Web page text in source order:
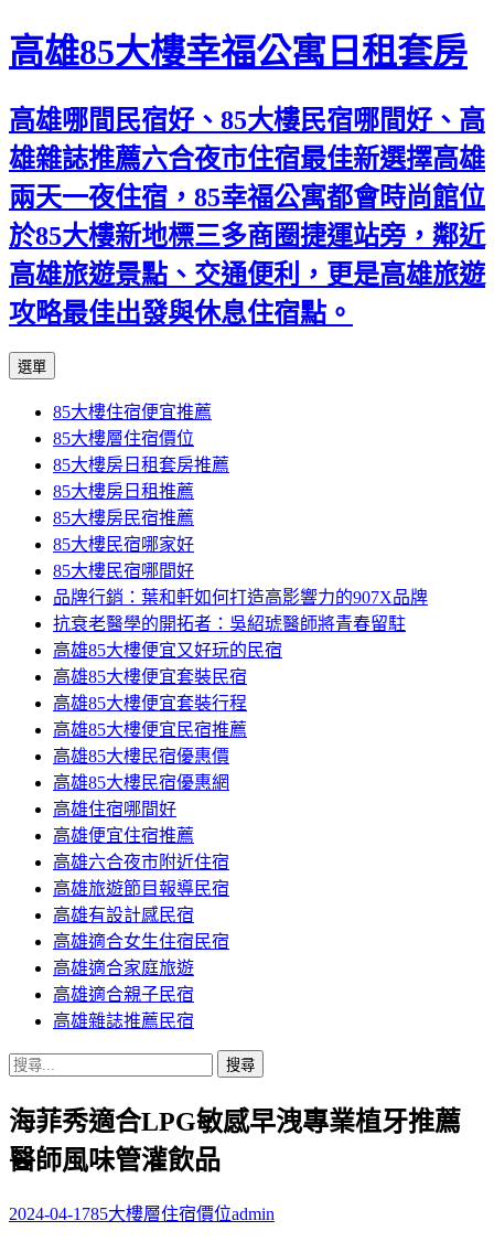
高雄85大樓幸福公寓日租套房
高雄哪間民宿好、85大樓民宿哪間好、高
雄雜誌推薦六合夜市住宿最佳新選擇高雄
兩天一夜住宿，85幸福公寓都會時尚館位
於85大樓新地標三多商圈捷運站旁，鄰近
高雄旅遊景點、交通便利，更是高雄旅遊
攻略最佳出發與休息住宿點。
選單
內
容
區
85大樓住宿便宜推薦
85大樓層住宿價位
85大樓房日租套房推薦
85大樓房日租推薦
85大樓房民宿推薦
85大樓民宿哪家好
85大樓民宿哪間好
品牌行銷：葉和軒如何打造高影響力的907X品牌
抗衰老醫學的開拓者：吳紹琥醫師將青春留駐
高雄85大樓便宜又好玩的民宿
高雄85大樓便宜套裝民宿
高雄85大樓便宜套裝行程
高雄85大樓便宜民宿推薦
高雄85大樓民宿優惠價
高雄85大樓民宿優惠網
高雄住宿哪間好
高雄便宜住宿推薦
高雄六合夜市附近住宿
高雄旅遊節目報導民宿
高雄有設計感民宿
高雄適合女生住宿民宿
高雄適合家庭旅遊
高雄適合親子民宿
高雄雜誌推薦民宿
搜
關
鍵
字:
海菲秀適合LPG敏感早洩專業植牙推薦
醫師風味管灌飲品
2024-04-1785大樓層住宿價位admin